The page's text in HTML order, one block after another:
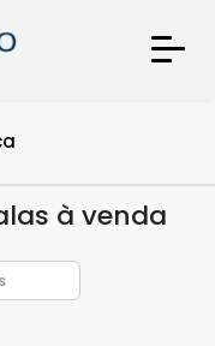
à venda